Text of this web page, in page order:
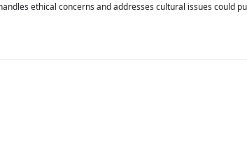
ethical concerns and addresses cultural issues could